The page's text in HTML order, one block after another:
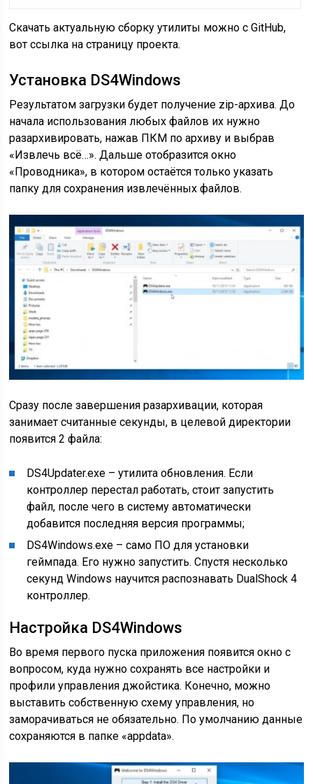
Скачать актуальную сборку утилиты можно с GitHub,
вот ссылка на страницу проекта.
Установка DS4Windows
Результатом загрузки будет получение zip-архива. До
начала использования любых файлов их нужно
разархивировать, нажав ПКМ по архиву и выбрав
«Извлечь всё…». Дальше отобразится окно
«Проводника», в котором остаётся только указать
папку для сохранения извлечённых файлов.
Сразу после завершения разархивации, которая
занимает считанные секунды, в целевой директории
появится 2 файла:
DS4Updater.exe – утилита обновления. Если
контроллер перестал работать, стоит запустить
файл, после чего в систему автоматически
добавится последняя версия программы;
DS4Windows.exe – само ПО для установки
геймпада. Его нужно запустить. Спустя несколько
секунд Windows научится распознавать DualShock 4
контроллер.
Настройка DS4Windows
Во время первого пуска приложения появится окно с
вопросом, куда нужно сохранять все настройки и
профили управления джойстика. Конечно, можно
выставить собственную схему управления, но
заморачиваться не обязательно. По умолчанию данные
сохраняются в папке «appdata».